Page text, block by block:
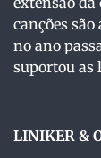
canções
no ano
suportou as
LINIKER &